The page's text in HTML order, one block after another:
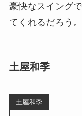
豪快なスイング
てくれるだろう。
土屋和季
土屋和季